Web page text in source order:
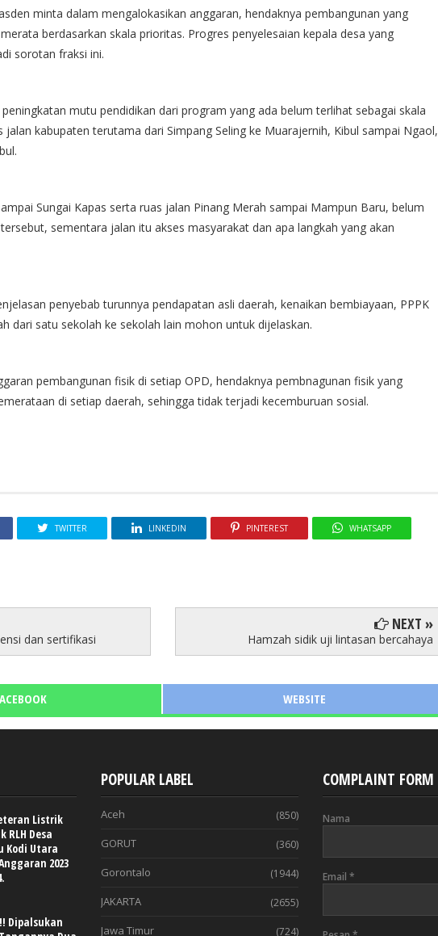
minta dalam mengalokasikan anggaran, hendaknya pembangunan yang
berdasarkan skala prioritas. Progres penyelesaian kepala desa yang
sorotan fraksi ini.
mutu pendidikan dari program yang ada belum terlihat sebagai skala
jalan kabupaten terutama dari Simpang Seling ke Muarajernih, Kibul sampai Ngaol,
Sungai Kapas serta ruas jalan Pinang Merah sampai Mampun Baru, belum
sementara jalan itu akses masyarakat dan apa langkah yang akan
penyebab turunnya pendapatan asli daerah, kenaikan bembiayaan, PPPK
dari satu sekolah ke sekolah lain mohon untuk dijelaskan.
pembangunan fisik di setiap OPD, hendaknya pembnagunan fisik yang
di setiap daerah, sehingga tidak terjadi kecemburuan sosial.
TWITTER LINKEDIN PINTEREST WHATSAPP
dan sertifikasi
NEXT »
Hamzah sidik uji lintasan bercahaya
WEBSITE
Listrik
RLH Desa
Kodi Utara
2023
Dipalsukan
POPULAR LABEL
Aceh (850)
GORUT (360)
Gorontalo (1944)
JAKARTA (2655)
Jawa Timur (724)
COMPLAINT FORM
Nama
Email *